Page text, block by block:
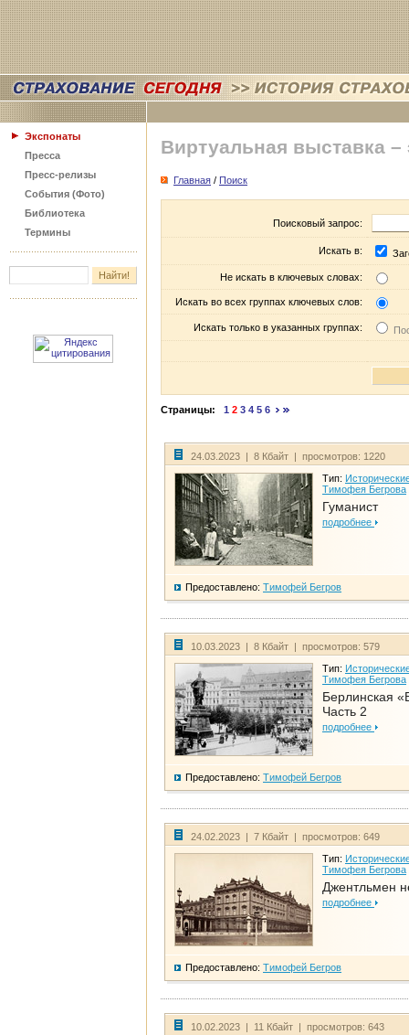
Экспонаты
Пресса
Пресс-релизы
События (Фото)
Библиотека
Термины
Виртуальная выставка –
Главная / Поиск
Поисковый запрос:
Искать в:
Не искать в ключевых словах:
Искать во всех группах ключевых слов:
Искать только в указанных группах:
Страницы: 1 2 3 4 5 6
24.03.2023 | 8 Кбайт | просмотров: 1220
Тип:
Тимофея Бегрова
Гуманист
подробнее
Предоставлено: Тимофей Бегров
10.03.2023 | 8 Кбайт | просмотров: 579
Тип:
Тимофея Бегрова
Берлинская
Часть 2
подробнее
Предоставлено: Тимофей Бегров
24.02.2023 | 7 Кбайт | просмотров: 649
Тип:
Тимофея Бегрова
Джентльмен
подробнее
Предоставлено: Тимофей Бегров
10.02.2023 | 11 Кбайт | просмотров: 643